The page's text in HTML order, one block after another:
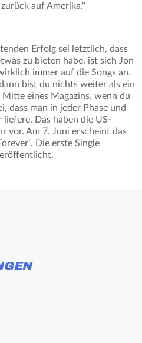
auf Amerika."
Erfolg sei letztlich, dass
zu bieten habe, ist sich Jon
immer auf die Songs an.
bist du nichts weiter als ein
eines Magazins, wenn du
dass man in jeder Phase und
Das haben die US-
vor. Am 7. Juni erscheint das
Die erste Single